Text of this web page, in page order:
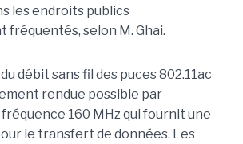
les endroits publics
selon M. Ghai.
débit sans fil des puces 802.11ac
rendue possible par
fréquence 160 MHz qui fournit une
le transfert de données. Les